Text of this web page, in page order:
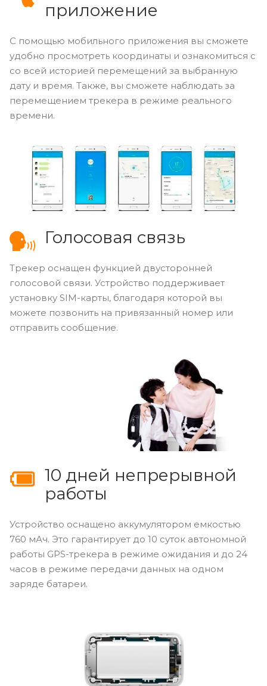
приложение
С помощью мобильного приложения вы сможете
удобно просмотреть координаты и ознакомиться с
со всей историей перемещений за выбранную
дату и время. Также, вы сможете наблюдать за
перемещением трекера в режиме реального
времени.
Голосовая связь
Трекер оснащен функцией двусторонней
голосовой связи. Устройство поддерживает
установку SIM-карты, благодаря которой вы
можете позвонить на привязанный номер или
отправить сообщение.
10 дней непрерывной
работы
Устройство оснащено аккумулятором емкостью
760 мАч. Это гарантирует до 10 суток автономной
работы GPS-трекера в режиме ожидания и до 24
часов в режиме передачи данных на одном
заряде батареи.